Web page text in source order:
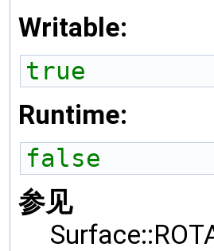
Writable:
true
Runtime:
false
参见